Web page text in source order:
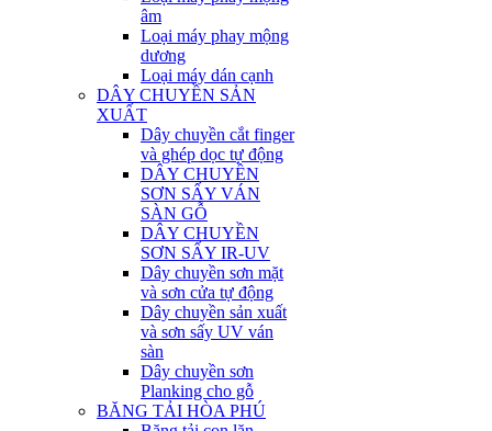
âm
Loại máy phay mộng
dương
Loại máy dán cạnh
DÂY CHUYỀN SẢN
XUẤT
Dây chuyền cắt finger
và ghép dọc tự động
DÂY CHUYỀN
SƠN SẤY VÁN
SÀN GỖ
DÂY CHUYỀN
SƠN SẤY IR-UV
Dây chuyền sơn mặt
và sơn cửa tự động
Dây chuyền sản xuất
và sơn sấy UV ván
sàn
Dây chuyền sơn
Planking cho gỗ
BĂNG TẢI HÒA PHÚ